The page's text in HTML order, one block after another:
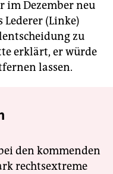
im Dezember neu
(Linke)
zu
erklärt, er würde
lassen.
den kommenden
rechtsextreme